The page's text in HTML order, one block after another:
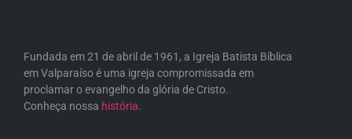
Fundada em 21 de abril de 1961, a Igreja Batista Bíblica
em Valparaíso é uma igreja compromissada em
proclamar o evangelho da glória de Cristo.
Conheça nossa história.